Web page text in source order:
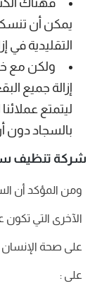
يمكن أن
التقليدية في
ولكن مع
إزالة جميع
ليتمتع
بالسجاد دون
شركة تنظيف
ومن المؤكد أن
الآخرى التي تكون
على صحة الإنسان
على :